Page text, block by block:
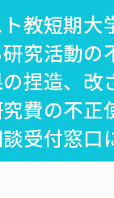
教短期大
究活動の
の捏造、改
費の不正
受付窓口